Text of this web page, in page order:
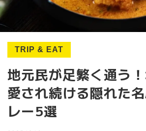
TRIP & EAT
地元民が足繁く通う
愛され続ける隠れた
レー5選